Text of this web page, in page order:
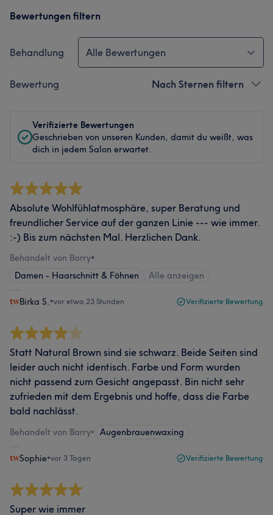
Bewertungen filtern
Behandlung Alle Bewertungen
Bewertung Nach Sternen filtern
Verifizierte Bewertungen
Geschrieben von unseren Kunden, damit du weißt, was
dich in jedem Salon erwartet.
Absolute Wohlfühlatmosphäre, super Beratung und
freundlicher Service auf der ganzen Linie --- wie immer.
:-) Bis zum nächsten Mal. Herzlichen Dank.
Behandelt von Barry•
Damen - Haarschnitt & Föhnen
Alle anzeigen
Birka S. •vor etwa 23 Stunden Verifizierte Bewertung
Statt Natural Brown sind sie schwarz. Beide Seiten sind
leider auch nicht identisch. Farbe und Form wurden
nicht passend zum Gesicht angepasst. Bin nicht sehr
zufrieden mit dem Ergebnis und hoffe, dass die Farbe
bald nachlässt.
Behandelt von Barry• Augenbrauenwaxing
Sophie•vor 3 Tagen Verifizierte Bewertung
Super wie immer